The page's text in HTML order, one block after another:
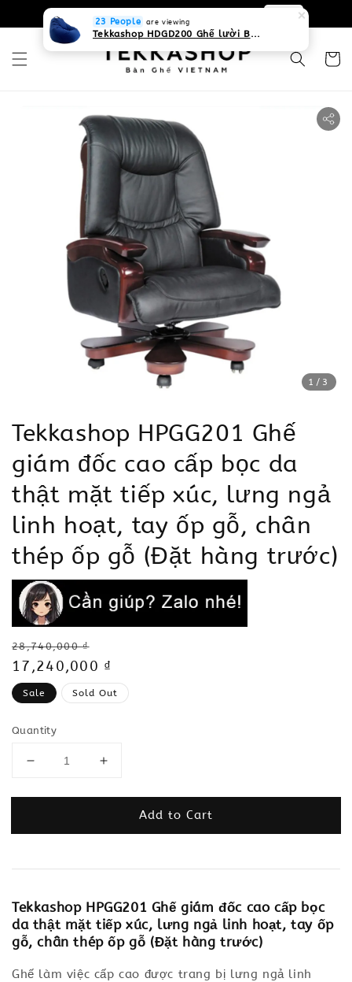
0931268840 Liên hệ với chúng tôi
1 /3
Tekkashop HPGG201 Ghế
giám đốc cao cấp bọc da
thật mặt tiếp xúc, lưng ngả
linh hoạt, tay ốp gỗ, chân
thép ốp gỗ (Đặt hàng trước)
Regular
price
28,740,000 ₫
Sale
price
17,240,000 ₫
Sale Sold Out
Quantity
Add to Cart
Tekkashop HPGG201 Ghế giám đốc cao cấp bọc
da thật mặt tiếp xúc, lưng ngả linh hoạt, tay ốp
gỗ, chân thép ốp gỗ (Đặt hàng trước)
Ghế làm việc cấp cao được trang bị lưng ngả linh
23 People are viewing
Tekkashop HDGD200 Ghế lười Beanbag form truyền thống, chất liệu Olefin canvas kháng nước, màu xanh biển, có thể sử dụng trong nhà và cả ngoài trời, có quai xách